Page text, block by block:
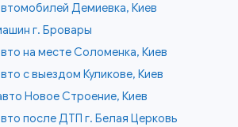
Демиевка, Киев
г. Бровары
на месте Соломенка, Киев
с выездом Куликове, Киев
Новое Строение, Киев
после ДТП г. Белая Церковь